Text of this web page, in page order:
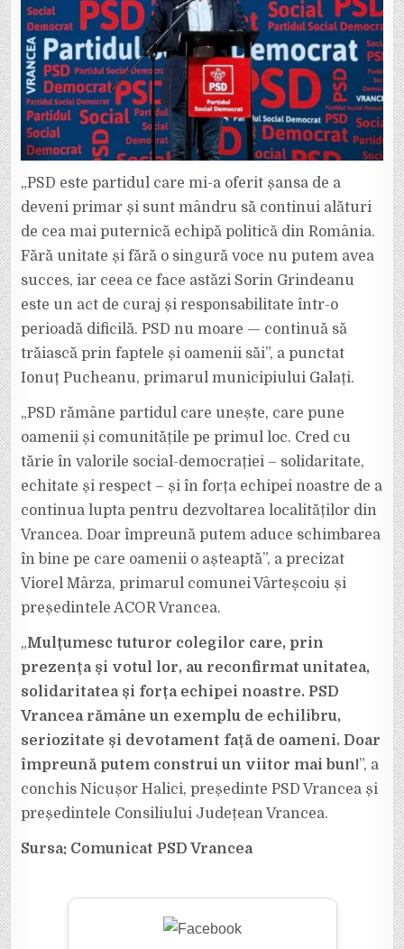
„PSD este partidul care mi-a oferit șansa de a
deveni primar și sunt mândru să continui alături
de cea mai puternică echipă politică din România.
Fără unitate și fără o singură voce nu putem avea
succes, iar ceea ce face astăzi Sorin Grindeanu
este un act de curaj și responsabilitate într-o
perioadă dificilă. PSD nu moare — continuă să
trăiască prin faptele și oamenii săi”, a punctat
Ionuț Pucheanu, primarul municipiului Galați.
„PSD rămâne partidul care unește, care pune
oamenii și comunitățile pe primul loc. Cred cu
tărie în valorile social-democrației – solidaritate,
echitate și respect – și în forța echipei noastre de a
continua lupta pentru dezvoltarea localităților din
Vrancea. Doar împreună putem aduce schimbarea
în bine pe care oamenii o așteaptă”, a precizat
Viorel Mârza, primarul comunei Vârteșcoiu și
președintele ACOR Vrancea.
„Mulțumesc tuturor colegilor care, prin
prezența și votul lor, au reconfirmat unitatea,
solidaritatea și forța echipei noastre. PSD
Vrancea rămâne un exemplu de echilibru,
seriozitate și devotament față de oameni. Doar
împreună putem construi un viitor mai bun!”, a
conchis Nicușor Halici, președinte PSD Vrancea și
președintele Consiliului Județean Vrancea.
Sursa: Comunicat PSD Vrancea